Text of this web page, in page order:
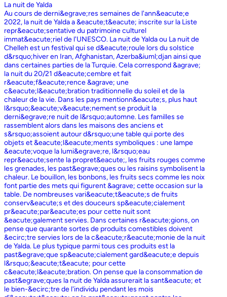
La nuit de Yalda
Au cours de derni&egrave;res semaines de l'ann&eacute;e
2022, la nuit de Yalda a &eacute;t&eacute; inscrite sur la Liste
repr&eacute;sentative du patrimoine culturel
immat&eacute;riel de l'UNESCO. La nuit de Yalda ou La nuit de
Chelleh est un festival qui se d&eacute;roule lors du solstice
d&rsquo;hiver en Iran, Afghanistan, Azerba&iuml;djan ainsi que
dans certaines parties de la Turquie. Cela correspond &agrave;
la nuit du 20/21 d&eacute;cembre et fait
r&eacute;f&eacute;rence &agrave; une
c&eacute;l&eacute;bration traditionnelle du soleil et de la
chaleur de la vie. Dans les pays mentionn&eacute;s, plus haut
l&rsquo;&eacute;v&eacute;nement se produit la
derni&egrave;re nuit de l&rsquo;automne. Les familles se
rassemblent alors dans les maisons des anciens et
s&rsquo;assoient autour d&rsquo;une table qui porte des
objets et &eacute;l&eacute;ments symboliques : une lampe
&eacute;voque la lumi&egrave;re, l&rsquo;eau
repr&eacute;sente la propret&eacute;, les fruits rouges comme
les grenades, les past&egrave;ques ou les raisins symbolisent la
chaleur. Le bouillon, les bonbons, les fruits secs comme les noix
font partie des mets qui figurent &agrave; cette occasion sur la
table. De nombreuses vari&eacute;t&eacute;s de fruits
conserv&eacute;s et des douceurs sp&eacute;cialement
pr&eacute;par&eacute;es pour cette nuit sont
&eacute;galement servies. Dans certaines r&eacute;gions, on
pense que quarante sortes de produits comestibles doivent
&ecirc;tre servies lors de la c&eacute;r&eacute;monie de la nuit
de Yalda. Le plus typique parmi tous ces produits est la
past&egrave;que sp&eacute;cialement gard&eacute;e depuis
l&rsquo;&eacute;t&eacute; pour cette
c&eacute;l&eacute;bration. On pense que la consommation de
past&egrave;ques la nuit de Yalda assurerait la sant&eacute; et
le bien-&ecirc;tre de l'individu pendant les mois